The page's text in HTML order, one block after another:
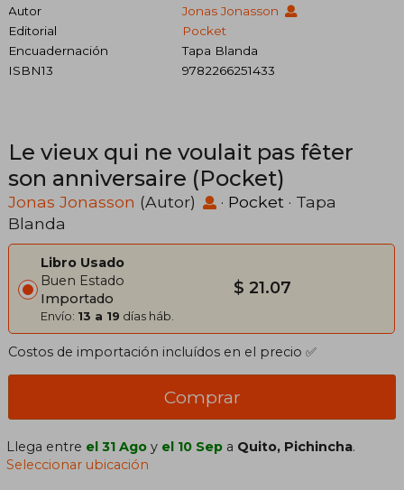
Autor
Jonas Jonasson
Editorial
Pocket
Encuadernación
Tapa Blanda
ISBN13
9782266251433
Le vieux qui ne voulait pas fêter
son anniversaire (Pocket)
Jonas Jonasson (Autor) · Pocket · Tapa
Blanda
Libro Usado
Buen Estado
Importado
Envío: 13 a 19 días háb.
$ 21.07
Costos de importación incluídos en el precio ✅
Comprar
Llega entre el 31 Ago y el 10 Sep a Quito, Pichincha.
Seleccionar ubicación